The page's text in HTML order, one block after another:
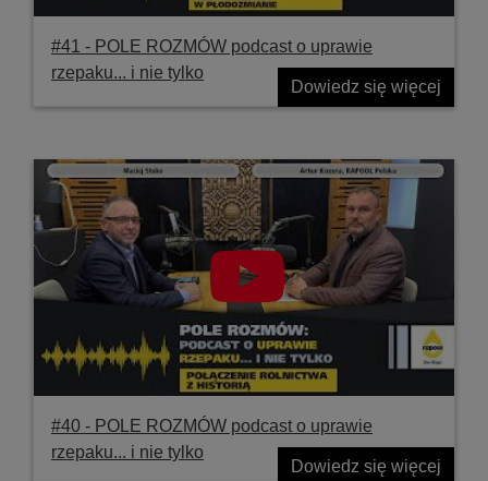
#41 ‐ POLE ROZMÓW podcast o uprawie
rzepaku... i nie tylko
Dowiedz się więcej
#40 ‐ POLE ROZMÓW podcast o uprawie
rzepaku... i nie tylko
Dowiedz się więcej